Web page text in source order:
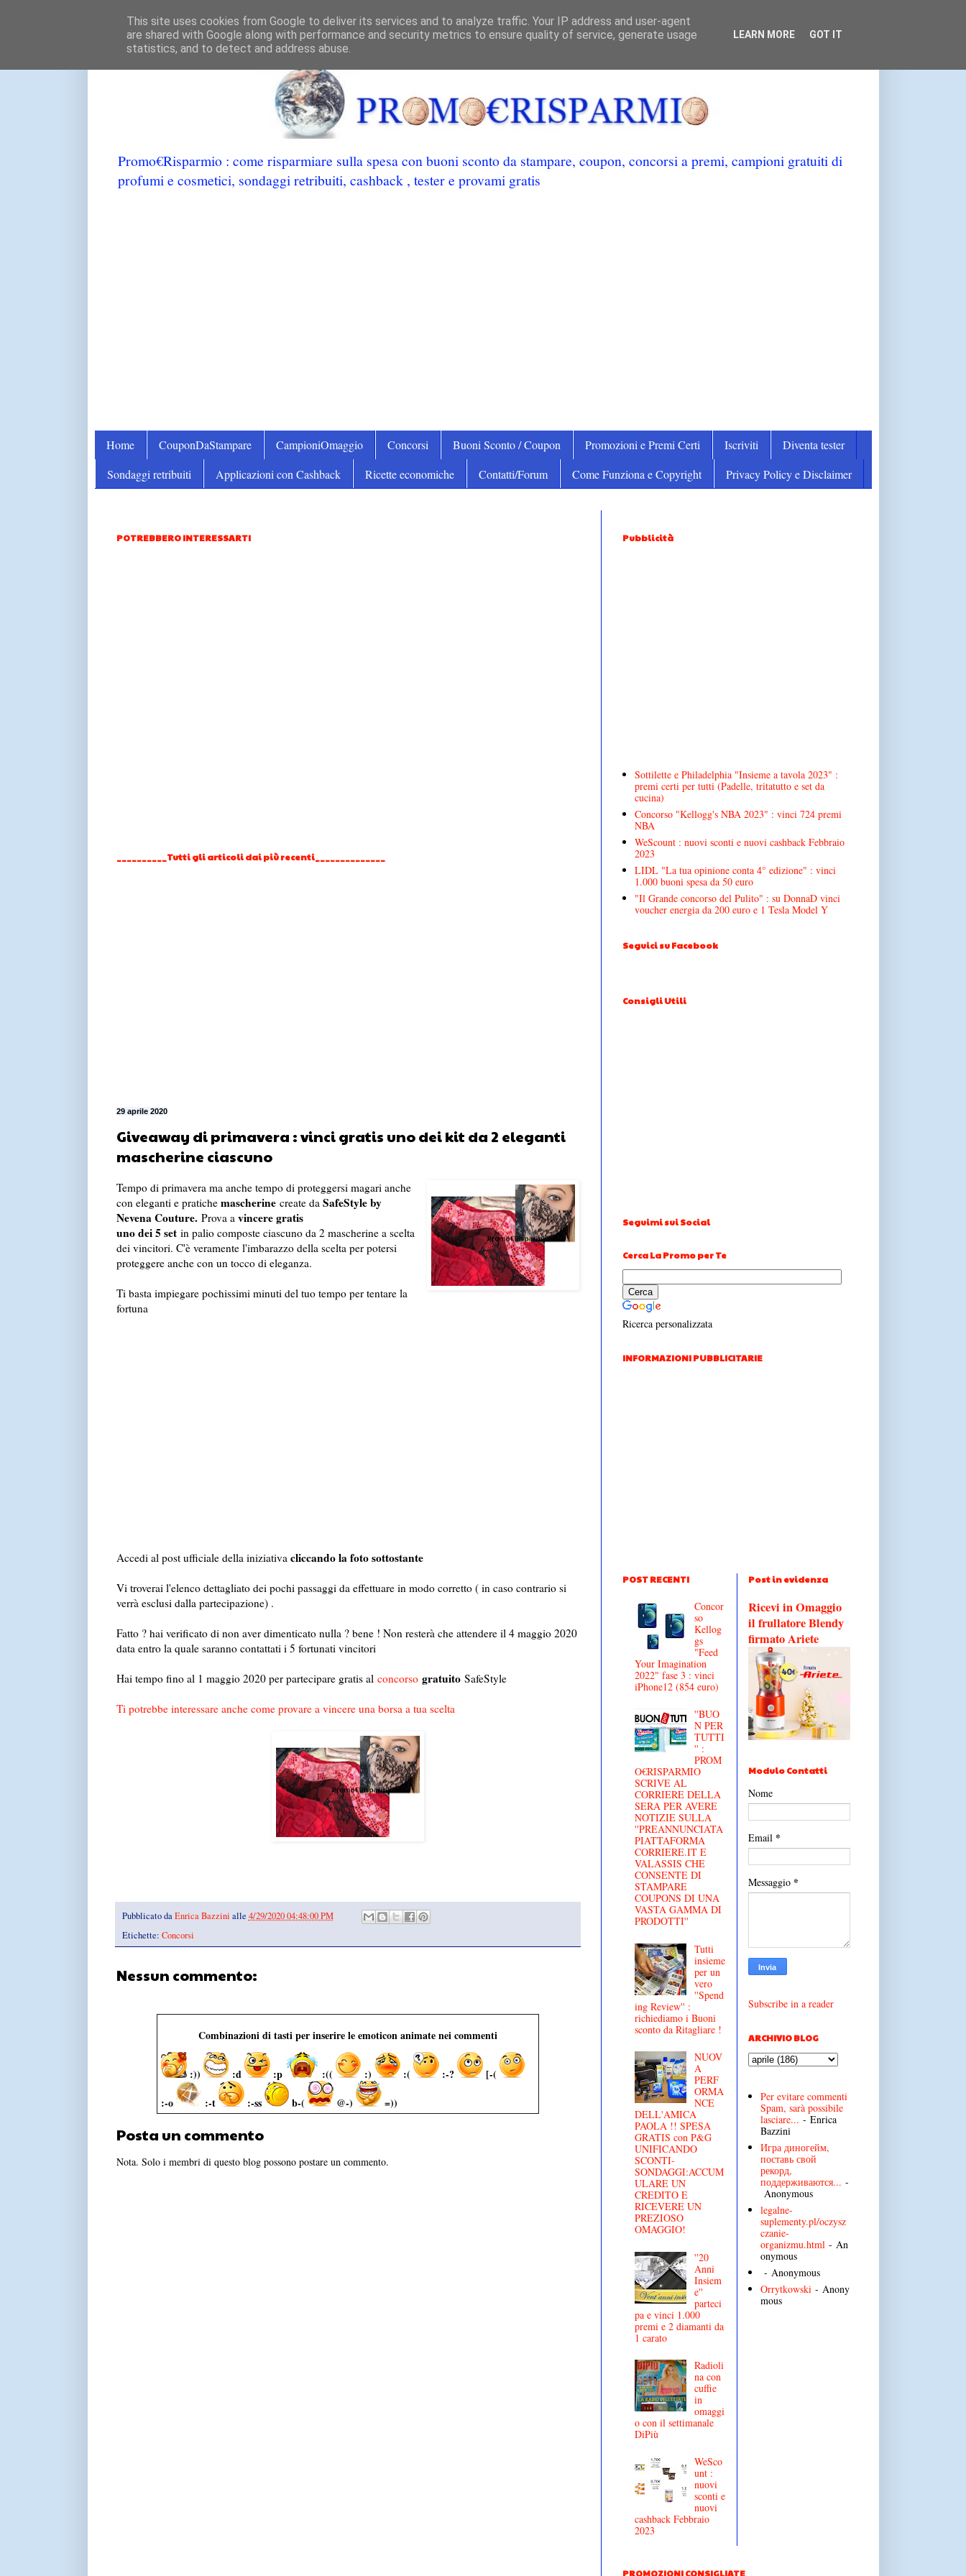
Promo€Risparmio : come risparmiare sulla spesa con buoni sconto da stampare, coupon, concorsi a premi, campioni gratuiti di
profumi e cosmetici, sondaggi retribuiti, cashback , tester e provami gratis
Home CouponDaStampare CampioniOmaggio Concorsi Buoni Sconto / Coupon Promozioni e Premi Certi Iscriviti
Diventa tester
Sondaggi retribuiti
Applicazioni con Cashback Ricette economiche Contatti/Forum Come Funziona e Copyright Privacy Policy e Disclaimer
POTREBBERO INTERESSARTI
__________Tutti gli articoli dai più recenti______________
29 aprile 2020
Giveaway di primavera : vinci gratis uno dei kit da 2 eleganti
mascherine ciascuno
Tempo di primavera ma anche tempo di proteggersi magari anche
con eleganti e pratiche mascherinecreate da SafeStyle by
Nevena Couture.Prova a vincere gratis
uno dei 5 setin palio composte ciascuno da 2 mascherine a scelta
dei vincitori. C'è veramente l'imbarazzo della scelta per potersi
proteggere anche con un tocco di eleganza.
Ti basta impiegare pochissimi minuti del tuo tempo per tentare la
fortuna
Accedi al post ufficiale della iniziativa cliccando la foto sottostante
Vi troverai l'elenco dettagliato dei pochi passaggi da effettuare in modo corretto ( in caso contrario si
verrà esclusi dalla partecipazione) .
Fatto ? hai verificato di non aver dimenticato nulla ? bene ! Non resterà che attendere il 4 maggio 2020
data entro la quale saranno contattati i 5 fortunati vincitori
Hai tempo fino al 1 maggio 2020 per partecipare gratis al concorsogratuitoSafeStyle
Ti potrebbe interessare anche come provare a vincere una borsa a tua scelta
Pubblicato daEnrica Bazzini alle 4/29/2020 04:48:00 PM
Etichette: Concorsi
Nessun commento:
Combinazioni di tasti per inserire le emoticon animate nei commenti
:)) :d :p :(( :) :( :-?
[-(
:-o
:-t :-ss b-( @-) =))
Posta un commento
Nota. Solo i membri di questo blog possono postare un commento.
Pubblicità
Sottilette e Philadelphia "Insieme a tavola 2023" :
premi certi per tutti (Padelle, tritatutto e set da
cucina)
Concorso "Kellogg's NBA 2023" : vinci 724 premi
NBA
WeScount : nuovi sconti e nuovi cashback Febbraio
2023
LIDL "La tua opinione conta 4° edizione" : vinci
1.000 buoni spesa da 50 euro
"Il Grande concorso del Pulito" : su DonnaD vinci
voucher energia da 200 euro e 1 Tesla Model Y
Seguici su Facebook
Consigli Utili
Seguimi sui Social
Cerca La Promo per Te
Ricerca personalizzata
INFORMAZIONI PUBBLICITARIE
POST RECENTI
Concor
so
Kellog
gs
"Feed
Your Imagination
2022" fase 3 : vinci
iPhone12 (854 euro)
''BUO
N PER
TUTTI
'' :
PROM
O€RISPARMIO
SCRIVE AL
CORRIERE DELLA
SERA PER AVERE
NOTIZIE SULLA
''PREANNUNCIATA
PIATTAFORMA
CORRIERE.IT E
VALASSIS CHE
CONSENTE DI
STAMPARE
COUPONS DI UNA
VASTA GAMMA DI
PRODOTTI''
Tutti
insieme
per un
vero
''Spend
ing Review'' :
richiediamo i Buoni
sconto da Ritagliare !
NUOV
A
PERF
ORMA
NCE
DELL'AMICA
PAOLA !! SPESA
GRATIS con P&G
UNIFICANDO
SCONTI-
SONDAGGI:ACCUM
ULARE UN
CREDITO E
RICEVERE UN
PREZIOSO
OMAGGIO!
''20
Anni
Insiem
e''
parteci
pa e vinci 1.000
premi e 2 diamanti da
1 carato
Radioli
na con
cuffie
in
omaggi
o con il settimanale
DiPiù
WeSco
unt :
nuovi
sconti e
nuovi
cashback Febbraio
2023
Post in evidenza
Ricevi in Omaggio
il frullatore Blendy
firmato Ariete
Modulo Contatti
Nome
Email *
Messaggio *
Subscribe in a reader
ARCHIVIO BLOG
Per evitare commenti
Spam, sarà possibile
lasciare... - Enrica
Bazzini
Игра диногейм,
поставь свой
рекорд,
поддерживаются... -
Anonymous
legalne-
suplementy.pl/oczysz
czanie-
organizmu.html - An
onymous
- Anonymous
Orrytkowski - Anony
mous
PROMOZIONI CONSIGLIATE
This site uses cookies from Google to deliver its services and to analyze traffic. Your IP address and user-agent
are shared with Google along with performance and security metrics to ensure quality of service, generate usage
statistics, and to detect and address abuse.
LEARN MORE GOT IT